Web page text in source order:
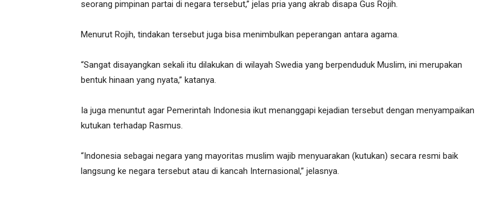
seorang pimpinan partai di negara tersebut,” jelas pria yang akrab disapa Gus Rojih.
Menurut Rojih, tindakan tersebut juga bisa menimbulkan peperangan antara agama.
“Sangat disayangkan sekali itu dilakukan di wilayah Swedia yang berpenduduk Muslim, ini merupakan
bentuk hinaan yang nyata,” katanya.
Ia juga menuntut agar Pemerintah Indonesia ikut menanggapi kejadian tersebut dengan menyampaikan
kutukan terhadap Rasmus.
“Indonesia sebagai negara yang mayoritas muslim wajib menyuarakan (kutukan) secara resmi baik
langsung ke negara tersebut atau di kancah Internasional,” jelasnya.